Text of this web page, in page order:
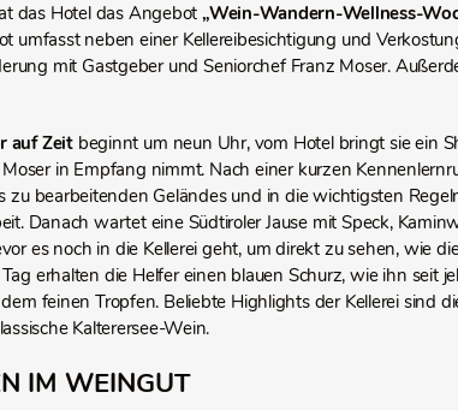
das Hotel das Angebot „Wein-Wandern-Wellness-
umfasst neben einer Kellereibesichtigung und
mit Gastgeber und Seniorchef Franz Moser.
auf Zeitbeginnt um neun Uhr, vom Hotel bringt sie ein
in Empfang nimmt. Nach einer kurzen
zu bearbeitenden Geländes und in die wichtigsten
Danach wartet eine Südtiroler Jause mit Speck,
es noch in die Kellerei geht, um direkt zu sehen, wie
erhalten die Helfer einen blauen Schurz, wie ihn seit
feinen Tropfen. Beliebte Highlights der Kellerei sind
Kalterersee-Wein.
IM WEINGUT